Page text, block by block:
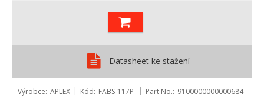
Datasheet ke stažení
Výrobce APLEX Kód FABS-117P Part No. 9100000000000684